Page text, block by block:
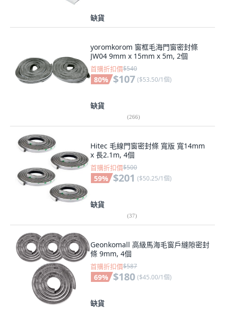
缺貨
yoromkorom 窗框毛海門窗密封條
JW04 9mm x 15mm x 5m, 2個
首購折扣價$540
80% $107 ($53.50/1個)
缺貨
(266)
Hitec 毛線門窗密封條 寬版 寬14mm
x 長2.1m, 4個
首購折扣價$500
59% $201 ($50.25/1個)
缺貨
(37)
Geonkomall 高級馬海毛窗戶縫隙密封
條 9mm, 4個
首購折扣價$587
69% $180 ($45.00/1個)
缺貨